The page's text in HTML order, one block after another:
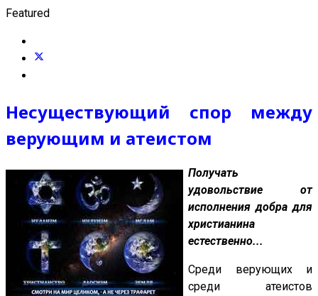
Featured
Несуществующий спор между
верующим и атеистом
Получать
удовольствие от
исполнения добра для
христианина
естественно...
Среди верующих и
среди атеистов